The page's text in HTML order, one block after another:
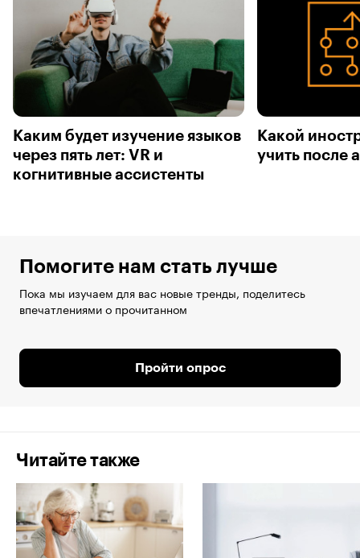
Каким будет изучение языков
через пять лет: VR и
когнитивные ассистенты
Какой
учить после
Помогите нам стать лучше
Пока мы изучаем для вас новые тренды, поделитесь
впечатлениями о прочитанном
Пройти опрос
Читайте также